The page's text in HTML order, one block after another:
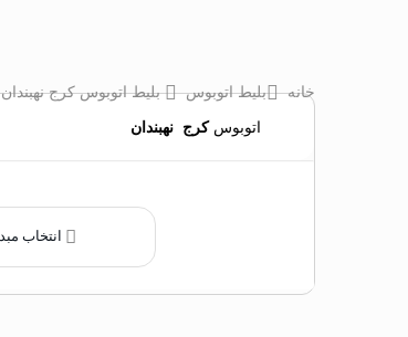
خانه بلیط اتوبوس
بلیط اتوبوس کرج نهبندان
اتوبوسکرج نهبندان